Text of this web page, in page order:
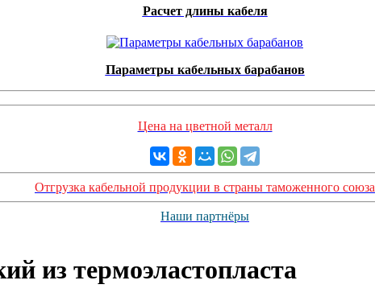
Расчет длины кабеля
Параметры кабельных барабанов
Цена на цветной металл
Отгрузка кабельной продукции в страны таможенного союза
Наши партнёры
из термоэластопласта